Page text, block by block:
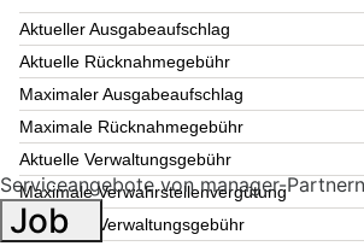
Aktueller Ausgabeaufschlag
Aktuelle Rücknahmegebühr
Maximaler Ausgabeaufschlag
Maximale Rücknahmegebühr
Aktuelle Verwaltungsgebühr
Maximale Verwahrstellenvergütung
Maximale Verwaltungsgebühr
Serviceangebote von manager-Partnern
Job